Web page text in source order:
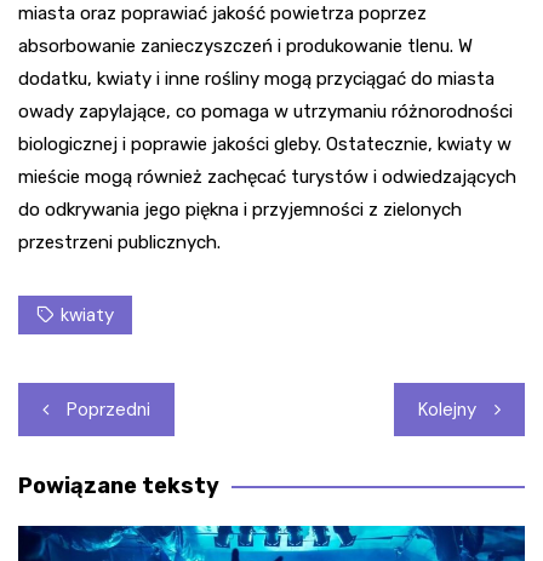
miasta oraz poprawiać jakość powietrza poprzez
absorbowanie zanieczyszczeń i produkowanie tlenu. W
dodatku, kwiaty i inne rośliny mogą przyciągać do miasta
owady zapylające, co pomaga w utrzymaniu różnorodności
biologicznej i poprawie jakości gleby. Ostatecznie, kwiaty w
mieście mogą również zachęcać turystów i odwiedzających
do odkrywania jego piękna i przyjemności z zielonych
przestrzeni publicznych.
kwiaty
Nawigacja
wpisu
Poprzedni Kolejny
Powiązane teksty